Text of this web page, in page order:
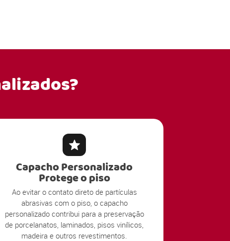
Capacho Personalizado
Protege o piso
Ao evitar o contato direto de partículas
abrasivas com o piso, o capacho
personalizado contribui para a preservação
de porcelanatos, laminados, pisos vinílicos,
madeira e outros revestimentos.